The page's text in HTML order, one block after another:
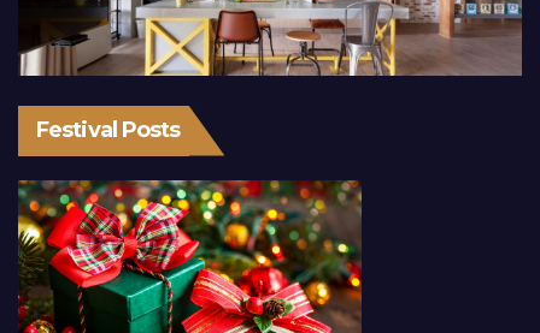
Festival Posts